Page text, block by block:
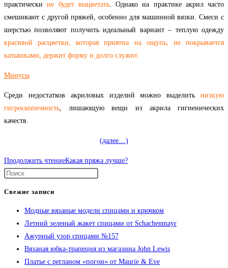
практическине будет выцветать. Однако на практике акрил часто
смешивают с другой пряжей, особенно для машинной вязки. Смеси с
шерстью позволяют получить идеальный вариант – теплую одежду
красивой расцветки, которая приятна на ощупь, не покрывается
катышками, держит форму и долго служит.
Минусы
Среди недостатков акриловых изделий можно выделить низкую
гигроскопичность, лишающую вещи из акрила гигиенических
качеств.
(далее…)
Продолжить чтениеКакая пряжа лучше?
Свежие записи
Модные вязаные модели спицами и крючком
Летний зеленый жакет спицами от Schachenmayr
Ажурный узор спицами №157
Вязаная юбка-трапеция из магазина John Lewis
Платье с регланом «погон» от Maurie & Eve